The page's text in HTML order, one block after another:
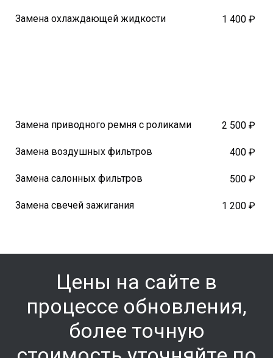
Замена охлаждающей жидкости 1 400 ₽
Замена приводного ремня с роликами 2 500 ₽
Замена воздушных фильтров 400 ₽
Замена салонных фильтров 500 ₽
Замена свечей зажигания 1 200 ₽
Цены на сайте в
процессе обновления,
более точную